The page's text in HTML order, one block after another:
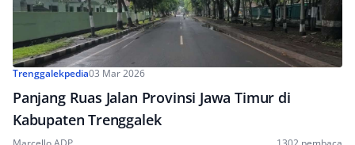
Trenggalekpedia03 Mar 2026
Panjang Ruas Jalan Provinsi Jawa Timur di
Kabupaten Trenggalek